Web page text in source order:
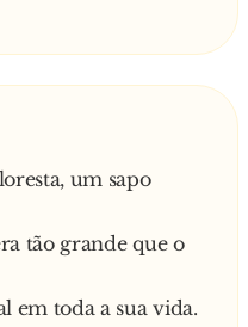
primeira e tibum!
carro o garotão foi
o lago era raso?
entendendo.
a água só chega
um sapo
tão grande que o
em toda a sua vida.